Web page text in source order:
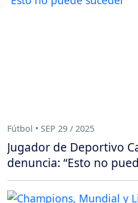
Fútbol • SEP 29 / 2025
Jugador de Deportivo
denuncia: “Esto no